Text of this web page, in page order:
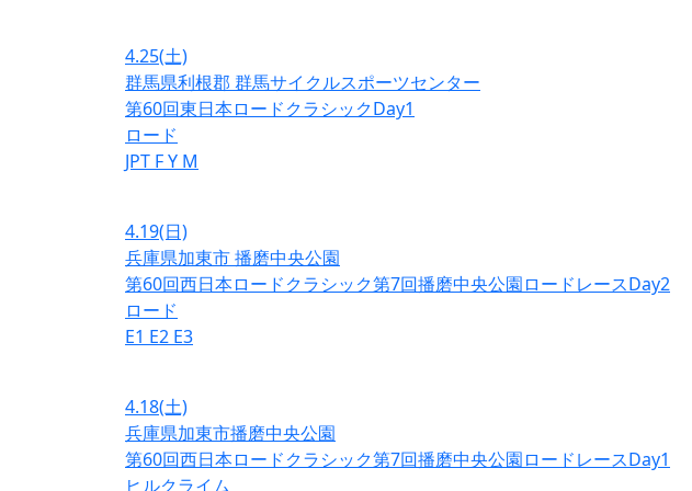
4.25(土)
群馬県利根郡 群馬サイクルスポーツセンター
第60回東日本ロードクラシックDay1
ロード
JPT FY M
4.19(日)
兵庫県加東市 播磨中央公園
第60回西日本ロードクラシック第7回播磨中央公園ロードレースDay2
ロード
E1 E2 E3
4.18(土)
兵庫県加東市播磨中央公園
第60回西日本ロードクラシック第7回播磨中央公園ロードレースDay1
ヒルクライム